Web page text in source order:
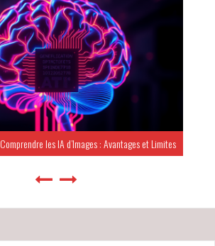
Comprendre les IA d’Images : Avantages et Limites